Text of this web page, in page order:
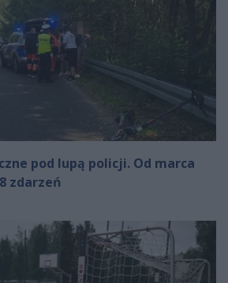
pod lupą policji. Od marca
zdarzeń